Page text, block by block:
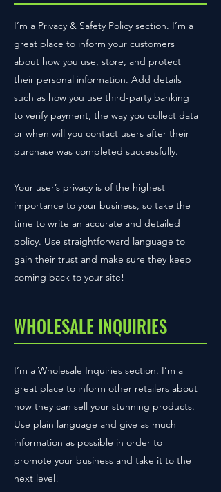
I’m a Privacy & Safety Policy section. I’m a
great place to inform your customers
about how you use, store, and protect
their personal information. Add details
such as how you use third-party banking
to verify payment, the way you collect data
or when will you contact users after their
purchase was completed successfully.
Your user’s privacy is of the highest
importance to your business, so take the
time to write an accurate and detailed
policy. Use straightforward language to
gain their trust and make sure they keep
coming back to your site!
WHOLESALE INQUIRIES
I’m a Wholesale Inquiries section. I’m a
great place to inform other retailers about
how they can sell your stunning products.
Use plain language and give as much
information as possible in order to
promote your business and take it to the
next level!